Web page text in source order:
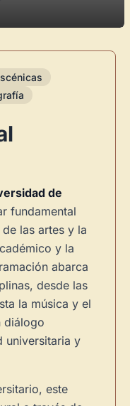
de
fundamental
las artes y la
y la
abarca
desde las
la música y el
diálogo
universitaria y
este